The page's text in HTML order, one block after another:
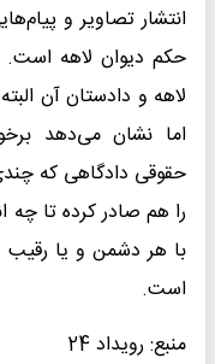
انتشار تصاویر و
حکم دیوان لاهه است.
لاهه و دادستان آن
اما نشان می‌دهد
حقوقی دادگاهی که
را هم صادر کرده تا چه
با هر دشمن و یا
است.
منبع: رویداد 24